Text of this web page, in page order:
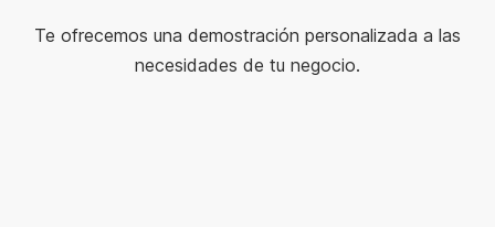
Te ofrecemos una demostración personalizada a las
necesidades de tu negocio.